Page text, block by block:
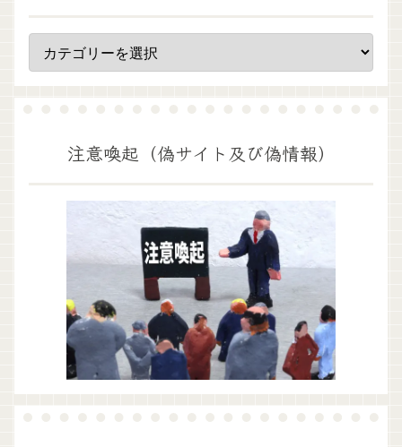
注意喚起（偽サイト及び偽情報）